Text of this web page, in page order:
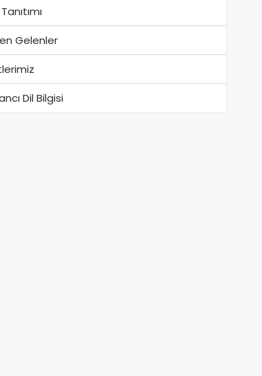
Gelenler
Dil Bilgisi